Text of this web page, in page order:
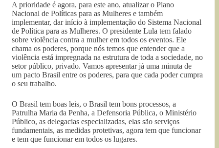
A prioridade é agora, para este ano, atualizar o Plano
Nacional de Políticas para as Mulheres e também
implementar, dar início à implementação do Sistema Nacional
de Política para as Mulheres. O presidente Lula tem falado
sobre violência contra a mulher em todos os eventos. Ele
chama os poderes, porque nós temos que entender que a
violência está impregnada na estrutura de toda a sociedade, no
setor público, privado. Vamos apresentar já uma minuta de
um pacto Brasil entre os poderes, para que cada poder cumpra
o seu trabalho.
O Brasil tem boas leis, o Brasil tem bons processos, a
Patrulha Maria da Penha, a Defensoria Pública, o Ministério
Público, as delegacias especializadas, elas são serviços
fundamentais, as medidas protetivas, agora tem que funcionar
e tem que funcionar em todos os lugares.